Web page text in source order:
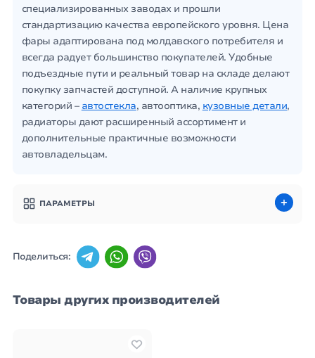
специализированных заводах и прошли
стандартизацию качества европейского уровня. Цена
фары адаптирована под молдавского потребителя и
всегда радует большинство покупателей. Удобные
подъездные пути и реальный товар на складе делают
покупку запчастей доступной. А наличие крупных
категорий – автостекла, автооптика, кузовные детали,
радиаторы дают расширенный ассортимент и
дополнительные практичные возможности
автовладельцам.
ПАРАМЕТРЫ
Поделиться:
Товары других производителей